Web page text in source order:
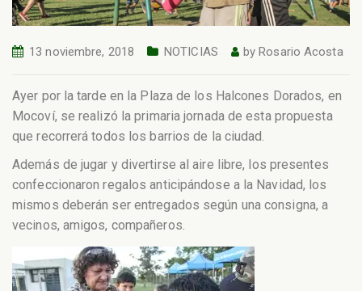
13 noviembre, 2018 NOTICIAS byRosario Acosta
Ayer por la tarde en la Plaza de los Halcones Dorados, en
Mocoví, se realizó la primaria jornada de esta propuesta
que recorrerá todos los barrios de la ciudad.
Además de jugar y divertirse al aire libre, los presentes
confeccionaron regalos anticipándose a la Navidad, los
mismos deberán ser entregados según una consigna, a
vecinos, amigos, compañeros.